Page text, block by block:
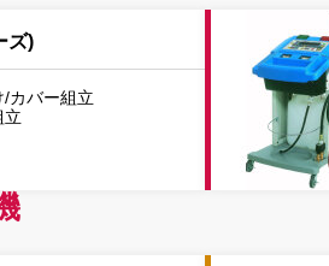
ズ)
バー組立